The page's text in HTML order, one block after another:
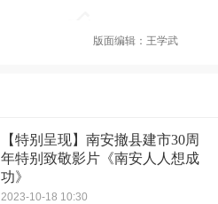
版面编辑：王学武
【特别呈现】南安撤县建市30周
年特别致敬影片《南安人人想成
功》
2023-10-18 10:30